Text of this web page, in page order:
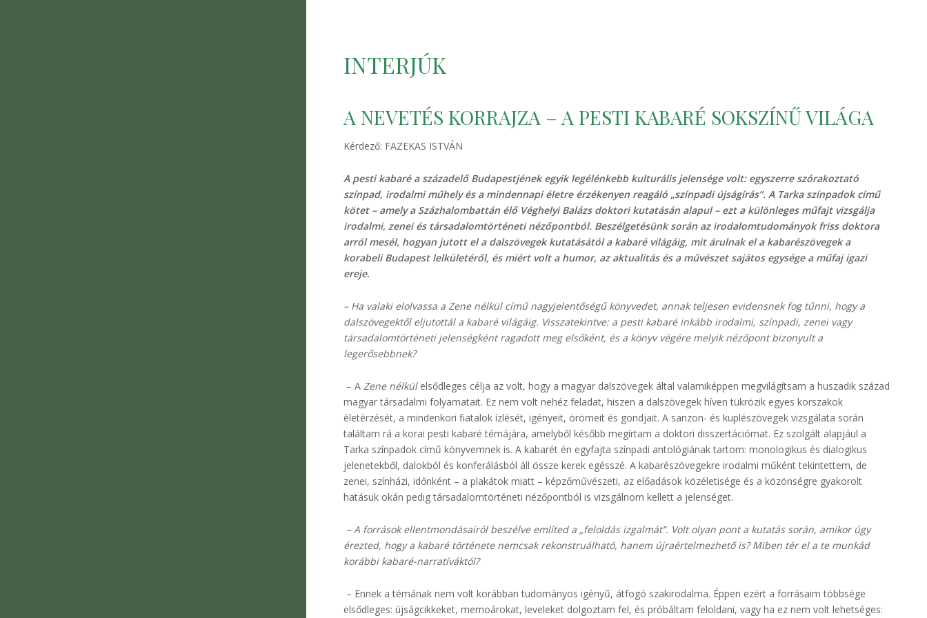
INTERJÚK
A NEVETÉS KORRAJZA – A PESTI KABARÉ SOKSZÍNŰ VILÁGA
Kérdező: FAZEKAS ISTVÁN
A pesti kabaré a századelő Budapestjének egyik legélénkebb kulturális jelensége volt: egyszerre szórakoztató
színpad, irodalmi műhely és a mindennapi életre érzékenyen reagáló „színpadi újságírás”. A Tarka színpadok című
kötet – amely a Százhalombattán élő Véghelyi Balázs doktori kutatásán alapul – ezt a különleges műfajt vizsgálja
irodalmi, zenei és társadalomtörténeti nézőpontból. Beszélgetésünk során az irodalomtudományok friss doktora
arról mesél, hogyan jutott el a dalszövegek kutatásától a kabaré világáig, mit árulnak el a kabarészövegek a
korabeli Budapest lelkületéről, és miért volt a humor, az aktualitás és a művészet sajátos egysége a műfaj igazi
ereje.
– Ha valaki elolvassa a Zene nélkül című nagyjelentőségű könyvedet, annak teljesen evidensnek fog tűnni, hogy a
dalszövegektől eljutottál a kabaré világáig. Visszatekintve: a pesti kabaré inkább irodalmi, színpadi, zenei vagy
társadalomtörténeti jelenségként ragadott meg elsőként, és a könyv végére melyik nézőpont bizonyult a
legerősebbnek?
– A Zene nélkül elsődleges célja az volt, hogy a magyar dalszövegek által valamiképpen megvilágítsam a huszadik század
magyar társadalmi folyamatait. Ez nem volt nehéz feladat, hiszen a dalszövegek híven tükrözik egyes korszakok
életérzését, a mindenkori fiatalok ízlését, igényeit, örömeit és gondjait. A sanzon- és kuplészövegek vizsgálata során
találtam rá a korai pesti kabaré témájára, amelyből később megírtam a doktori disszertációmat. Ez szolgált alapjául a
Tarka színpadok című könyvemnek is. A kabarét én egyfajta színpadi antológiának tartom: monologikus és dialogikus
jelenetekből, dalokból és konferálásból áll össze kerek egésszé. A kabarészövegekre irodalmi műként tekintettem, de
zenei, színházi, időnként – a plakátok miatt – képzőművészeti, az előadások közéletisége és a közönségre gyakorolt
hatásuk okán pedig társadalomtörténeti nézőpontból is vizsgálnom kellett a jelenséget.
– A források ellentmondásairól beszélve említed a „feloldás izgalmát”. Volt olyan pont a kutatás során, amikor úgy
érezted, hogy a kabaré története nemcsak rekonstruálható, hanem újraértelmezhető is? Miben tér el a te munkád
korábbi kabaré-narratíváktól?
– Ennek a témának nem volt korábban tudományos igényű, átfogó szakirodalma. Éppen ezért a forrásaim többsége
elsődleges: újságcikkeket, memoárokat, leveleket dolgoztam fel, és próbáltam feloldani, vagy ha ez nem volt lehetséges: